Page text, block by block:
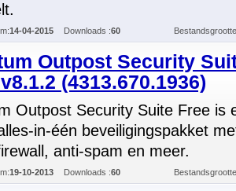
14-04-2015 Downloads :60
Outpost Security
(4313.670.1936)
Outpost Security Suite Free is
in-één beveiligingspakket
anti-spam en meer.
19-10-2013 Downloads :60